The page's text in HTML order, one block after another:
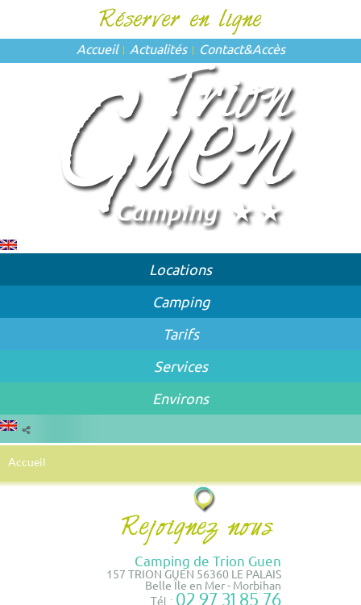
Accueil Actualités Contact&Accès
Locations
Camping
Tarifs
Services
Environs
Accueil
Camping de Trion Guen
157 TRION GUEN 56360 LE PALAIS
Belle Île en Mer - Morbihan
Tél : 02 97 31 85 76